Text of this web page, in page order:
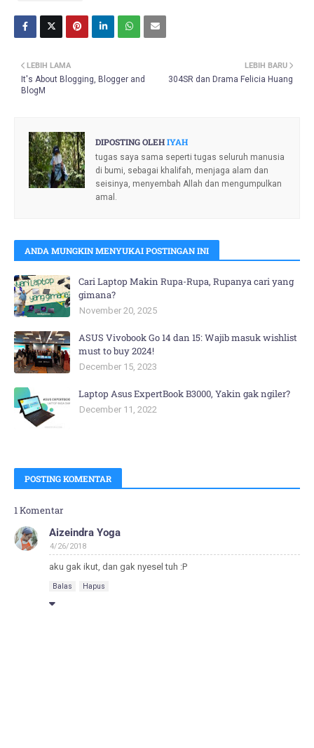
LEBIH BARU
304SR dan Drama Felicia Huang
LEBIH LAMA
It's About Blogging, Blogger and
BlogM
DIPOSTING OLEHIYAH
tugas saya sama seperti tugas seluruh manusia
di bumi, sebagai khalifah, menjaga alam dan
seisinya, menyembah Allah dan mengumpulkan
amal.
ANDA MUNGKIN MENYUKAI POSTINGAN INI
Cari Laptop Makin Rupa-Rupa, Rupanya cari yang
gimana?
November 20, 2025
ASUS Vivobook Go 14 dan 15: Wajib masuk wishlist
must to buy 2024!
December 15, 2023
Laptop Asus ExpertBook B3000, Yakin gak ngiler?
December 11, 2022
POSTING KOMENTAR
1 Komentar
Aizeindra Yoga
4/26/2018
aku gak ikut, dan gak nyesel tuh :P
Balas Hapus